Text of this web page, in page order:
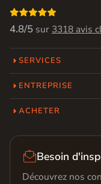

4.8/5 sur 3318 avis
SERVICES
ENTREPRISE
ACHETER
Besoin
Découvrez nos